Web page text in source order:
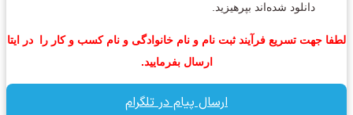
دانلود شده‌اند بپرهیزید.
لطفا جهت تسریع فرآیند ثبت نام و نام خانوادگی و نام کسب و کار را در ایتا
ارسال بفرمایید.
ارسال پیام در تلگرام